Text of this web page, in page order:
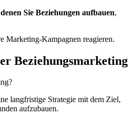
Sie Beziehungen aufbauen,
Marketing-Kampagnen reagieren.
Beziehungsmarketing
langfristige Strategie mit dem Ziel,
aufzubauen.